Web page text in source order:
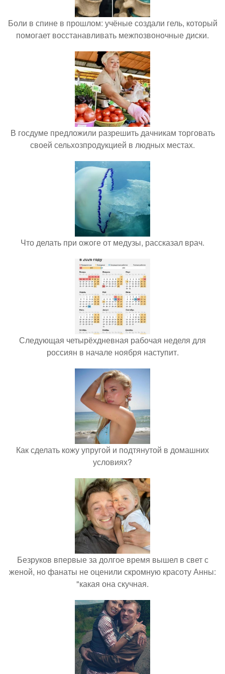
Боли в спине в прошлом: учёные создали гель, который
помогает восстанавливать межпозвоночные диски.
В госдуме предложили разрешить дачникам торговать
своей сельхозпродукцией в людных местах.
Что делать при ожоге от медузы, рассказал врач.
Следующая четырёхдневная рабочая неделя для
россиян в начале ноября наступит.
Как сделать кожу упругой и подтянутой в домашних
условиях?
Безруков впервые за долгое время вышел в свет с
женой, но фанаты не оценили скромную красоту Анны:
"какая она скучная.